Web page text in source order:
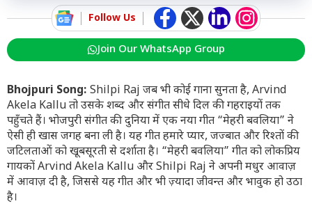
Follow Us
Join Our WhatsApp Group
Bhojpuri Song: Shilpi Raj जब भी कोई गाना सुनता है, Arvind
Akela Kallu तो उसके शब्द और संगीत सीधे दिल की गहराइयों तक
पहुँचते हैं। भोजपुरी संगीत की दुनिया में एक नया गीत “मेहरी बवलिया” ने
ऐसी ही खास जगह बना ली है। यह गीत हमारे प्यार, जज्बात और रिश्तों की
जटिलताओं को खूबसूरती से दर्शाता है। “मेहरी बवलिया” गीत को लोकप्रिय
गायकोंArvind Akela Kallu औरShilpi Raj ने अपनी मधुर आवाज़
में आवाज़ दी है, जिससे यह गीत और भी ज़्यादा जीवन्त और भावुक हो उठा
है।